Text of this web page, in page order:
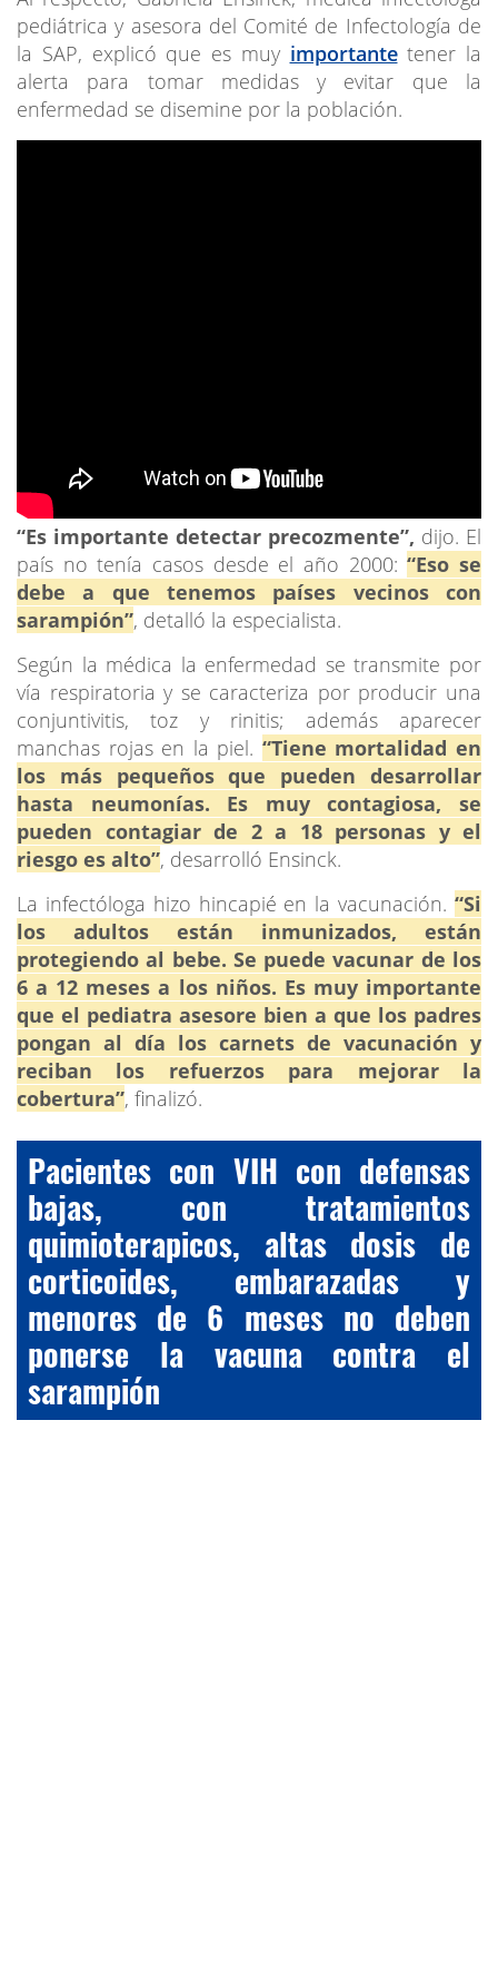
pediátrica y asesora del Comité de Infectología de
la SAP, explicó que es muy importantetener la
alerta para tomar medidas y evitar que la
enfermedad se disemine por la población.
“Es importante detectar precozmente”, dijo. El
país no tenía casos desde el año 2000:“Eso se
debe a que tenemos países vecinos con
sarampión”, detalló la especialista.
Según la médica la enfermedad se transmite por
vía respiratoria y se caracteriza por producir una
conjuntivitis, toz y rinitis; además aparecer
manchas rojas en la piel. “Tiene mortalidad en
los más pequeños que pueden desarrollar
hasta neumonías. Es muy contagiosa, se
pueden contagiar de 2 a 18 personas y el
riesgo es alto”, desarrolló Ensinck.
La infectóloga hizo hincapié en la vacunación. “Si
los adultos están inmunizados, están
protegiendo al bebe. Se puede vacunar de los
6 a 12 meses a los niños. Es muy importante
que el pediatra asesore bien a que los padres
pongan al día los carnets de vacunación y
reciban los refuerzos para mejorar la
cobertura”, finalizó.
Pacientes con VIH con defensas
bajas, con tratamientos
quimioterapicos, altas dosis de
corticoides, embarazadas y
menores de 6 meses no deben
ponerse la vacuna contra el
sarampión